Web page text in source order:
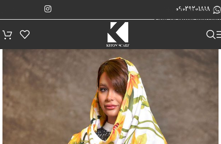
Skip to navigation
Skip to main content
09029201818